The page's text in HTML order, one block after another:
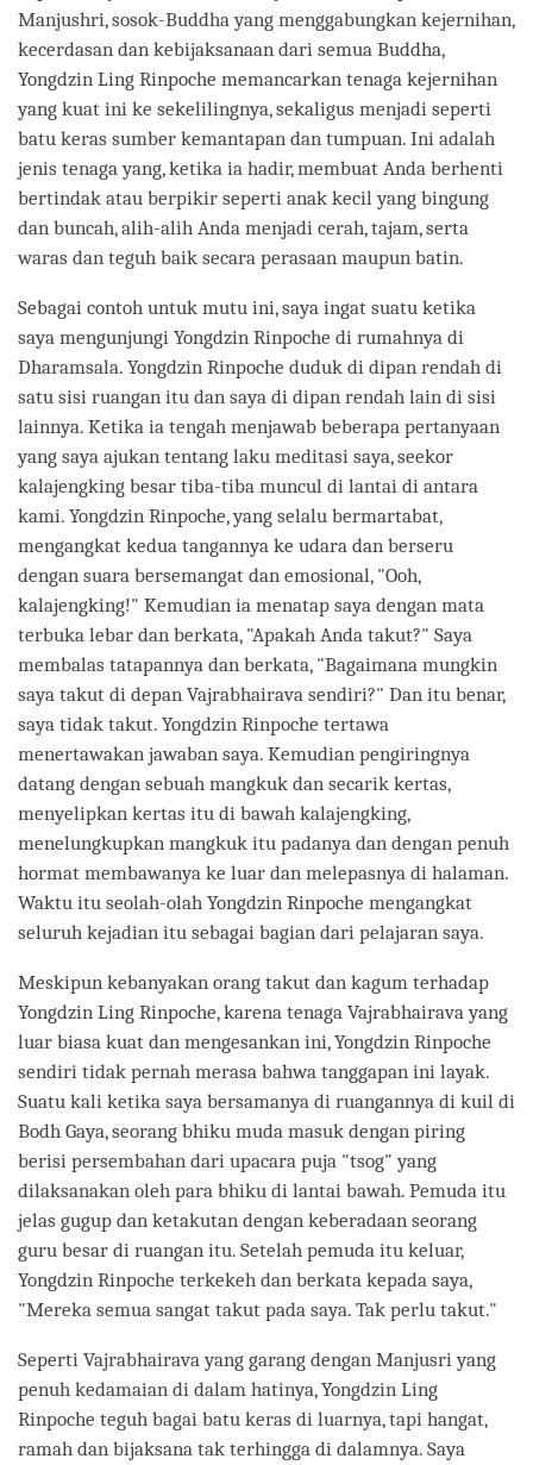
Manjushri, sosok-Buddha yang menggabungkan kejernihan,
kecerdasan dan kebijaksanaan dari semua Buddha,
Yongdzin Ling Rinpoche memancarkan tenaga kejernihan
yang kuat ini ke sekelilingnya, sekaligus menjadi seperti
batu keras sumber kemantapan dan tumpuan. Ini adalah
jenis tenaga yang, ketika ia hadir, membuat Anda berhenti
bertindak atau berpikir seperti anak kecil yang bingung
dan buncah, alih-alih Anda menjadi cerah, tajam, serta
waras dan teguh baik secara perasaan maupun batin.
Sebagai contoh untuk mutu ini, saya ingat suatu ketika
saya mengunjungi Yongdzin Rinpoche di rumahnya di
Dharamsala. Yongdzin Rinpoche duduk di dipan rendah di
satu sisi ruangan itu dan saya di dipan rendah lain di sisi
lainnya. Ketika ia tengah menjawab beberapa pertanyaan
yang saya ajukan tentang laku meditasi saya, seekor
kalajengking besar tiba-tiba muncul di lantai di antara
kami. Yongdzin Rinpoche, yang selalu bermartabat,
mengangkat kedua tangannya ke udara dan berseru
dengan suara bersemangat dan emosional, "Ooh,
kalajengking!" Kemudian ia menatap saya dengan mata
terbuka lebar dan berkata, "Apakah Anda takut?" Saya
membalas tatapannya dan berkata, "Bagaimana mungkin
saya takut di depan Vajrabhairava sendiri?" Dan itu benar,
saya tidak takut. Yongdzin Rinpoche tertawa
menertawakan jawaban saya. Kemudian pengiringnya
datang dengan sebuah mangkuk dan secarik kertas,
menyelipkan kertas itu di bawah kalajengking,
menelungkupkan mangkuk itu padanya dan dengan penuh
hormat membawanya ke luar dan melepasnya di halaman.
Waktu itu seolah-olah Yongdzin Rinpoche mengangkat
seluruh kejadian itu sebagai bagian dari pelajaran saya.
Meskipun kebanyakan orang takut dan kagum terhadap
Yongdzin Ling Rinpoche, karena tenaga Vajrabhairava yang
luar biasa kuat dan mengesankan ini, Yongdzin Rinpoche
sendiri tidak pernah merasa bahwa tanggapan ini layak.
Suatu kali ketika saya bersamanya di ruangannya di kuil di
Bodh Gaya, seorang bhiku muda masuk dengan piring
berisi persembahan dari upacara puja "tsog" yang
dilaksanakan oleh para bhiku di lantai bawah. Pemuda itu
jelas gugup dan ketakutan dengan keberadaan seorang
guru besar di ruangan itu. Setelah pemuda itu keluar,
Yongdzin Rinpoche terkekeh dan berkata kepada saya,
"Mereka semua sangat takut pada saya. Tak perlu takut."
Seperti Vajrabhairava yang garang dengan Manjusri yang
penuh kedamaian di dalam hatinya, Yongdzin Ling
Rinpoche teguh bagai batu keras di luarnya, tapi hangat,
ramah dan bijaksana tak terhingga di dalamnya. Saya